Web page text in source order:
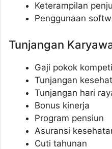
Keterampilan
Penggunaan
Tunjangan
Gaji pokok
Tunjangan
Tunjangan hari
Bonus kinerja
Program pensiun
Asuransi
Cuti tahunan